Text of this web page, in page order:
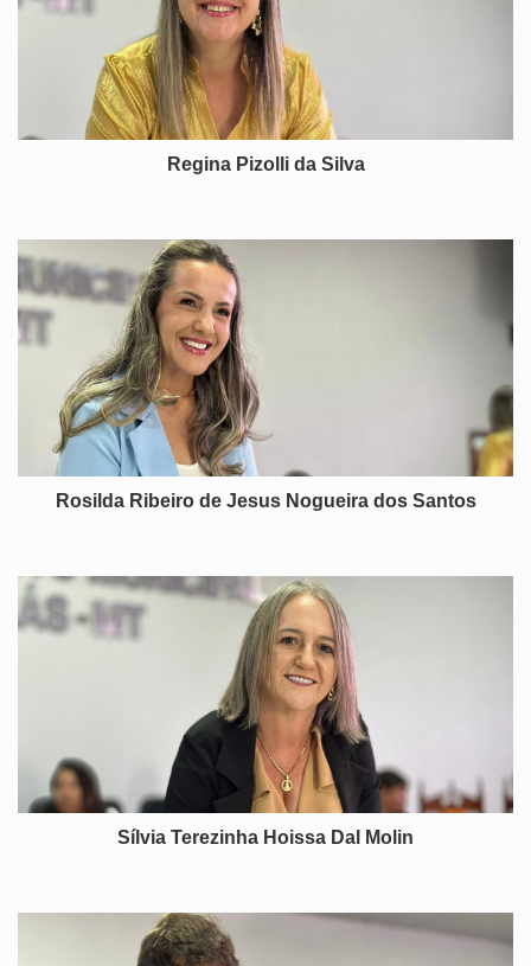
Regina Pizolli da Silva
Rosilda Ribeiro de Jesus Nogueira dos Santos
Sílvia Terezinha Hoissa Dal Molin